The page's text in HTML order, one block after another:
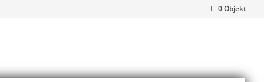
0 Objekt